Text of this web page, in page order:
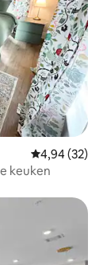
Gemiddelde
4,94 (32)
keuken